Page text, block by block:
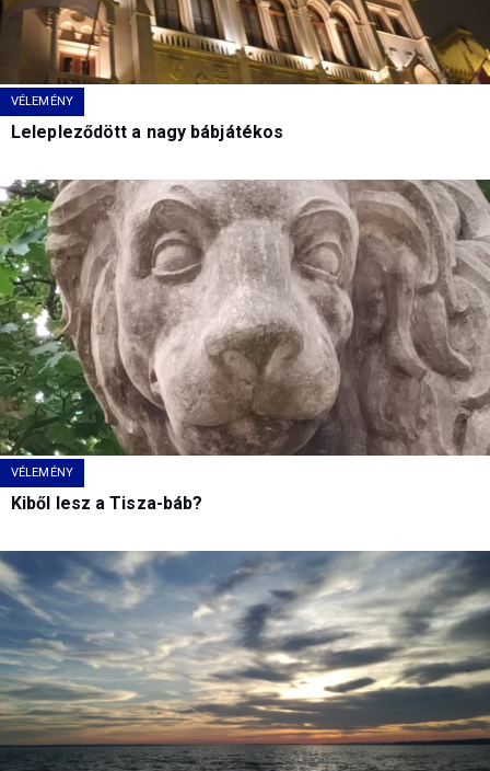
VÉLEMÉNY
Lelepleződött a nagy bábjátékos
VÉLEMÉNY
Kiből lesz a Tisza-báb?